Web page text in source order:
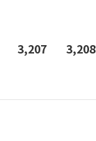
3,207 3,208